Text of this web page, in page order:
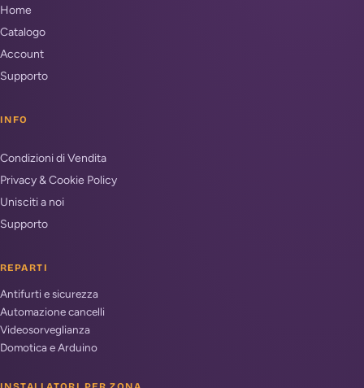
Home
Catalogo
Account
Supporto
INFO
Condizioni di Vendita
Privacy & Cookie Policy
Unisciti a noi
Supporto
REPARTI
Antifurti e sicurezza
Automazione cancelli
Videosorveglianza
Domotica e Arduino